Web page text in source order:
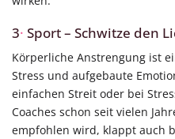
3· Sport – Schwitze den
Körperliche Anstrengung ist
Stress und aufgebaute
einfachen Streit oder bei
Coaches schon seit vielen
empfohlen wird, klappt auch